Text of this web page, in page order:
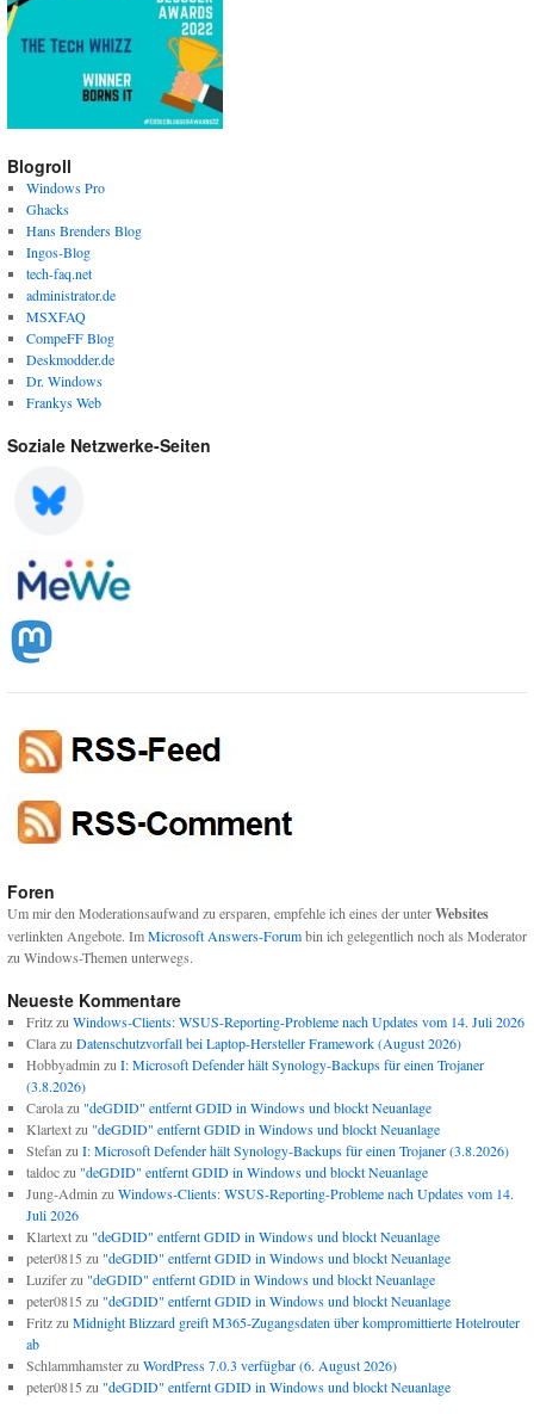
Blogroll
Windows Pro
Ghacks
Hans Brenders Blog
Ingos-Blog
tech-faq.net
administrator.de
MSXFAQ
CompeFF Blog
Deskmodder.de
Dr. Windows
Frankys Web
Soziale Netzwerke-Seiten
Foren
Um mir den Moderationsaufwand zu ersparen, empfehle ich eines der unterWebsites
verlinkten Angebote. ImMicrosoft Answers-Forumbin ich gelegentlich noch als Moderator
zu Windows-Themen unterwegs.
Neueste Kommentare
Fritzzu Windows-Clients: WSUS-Reporting-Probleme nach Updates vom 14. Juli 2026
Clarazu Datenschutzvorfall bei Laptop-Hersteller Framework (August 2026)
Hobbyadmin zu I: Microsoft Defender hält Synology-Backups für einen Trojaner
(3.8.2026)
Carolazu "deGDID" entfernt GDID in Windows und blockt Neuanlage
Klartextzu "deGDID" entfernt GDID in Windows und blockt Neuanlage
Stefan zu I: Microsoft Defender hält Synology-Backups für einen Trojaner (3.8.2026)
taldoczu "deGDID" entfernt GDID in Windows und blockt Neuanlage
Jung-Admin zu Windows-Clients: WSUS-Reporting-Probleme nach Updates vom 14.
Juli 2026
Klartextzu "deGDID" entfernt GDID in Windows und blockt Neuanlage
peter0815 zu "deGDID" entfernt GDID in Windows und blockt Neuanlage
Luziferzu "deGDID" entfernt GDID in Windows und blockt Neuanlage
peter0815 zu "deGDID" entfernt GDID in Windows und blockt Neuanlage
Fritzzu Midnight Blizzard greift M365-Zugangsdaten über kompromittierte Hotelrouter
ab
Schlammhamsterzu WordPress 7.0.3 verfügbar (6. August 2026)
peter0815 zu "deGDID" entfernt GDID in Windows und blockt Neuanlage